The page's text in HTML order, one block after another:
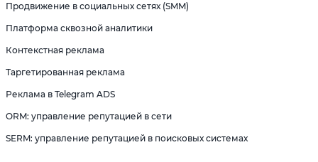
Продвижение в социальных сетях (SMM)
Платформа сквозной аналитики
Контекстная реклама
Таргетированная реклама
Реклама в Telegram ADS
ORM: управление репутацией в сети
SERM: управление репутацией в поисковых системах